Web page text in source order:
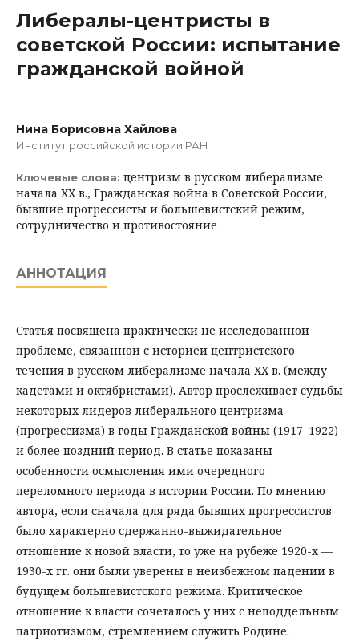
Либералы-центристы в
советской России: испытание
гражданской войной
Нина Борисовна Хайлова
Институт российской истории РАН
Ключевые слова: центризм в русском либерализме
начала ХХ в., Гражданская война в Советской России,
бывшие прогрессисты и большевистский режим,
сотрудничество и противостояние
АННОТАЦИЯ
Статья посвящена практически не исследованной
проблеме, связанной с историей центристского
течения в русском либерализме начала ХХ в. (между
кадетами и октябристами). Автор прослеживает судьбы
некоторых лидеров либерального центризма
(прогрессизма) в годы Гражданской войны (1917–1922)
и более поздний период. В статье показаны
особенности осмысления ими очередного
переломного периода в истории России. По мнению
автора, если сначала для ряда бывших прогрессистов
было характерно сдержанно-выжидательное
отношение к новой власти, то уже на рубеже 1920-х —
1930-х гг. они были уверены в неизбежном падении в
будущем большевистского режима. Критическое
отношение к власти сочеталось у них с неподдельным
патриотизмом, стремлением служить Родине.